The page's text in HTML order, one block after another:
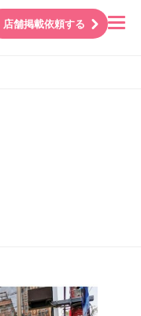
店舗掲載依頼する